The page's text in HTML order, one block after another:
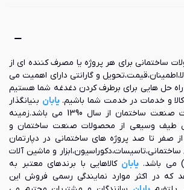
ساختمانی برای هر پروژه یا مصرف کننده ای از
و گارانتی دارای اهمیت می
راه حل هایی برای برطرف کردن دغدغه شما هستیم
کالا و خدمات در خدمت شما باشیم.یابان بنیانگذار
بازار آنلاین محصولات صنعت ساختمان از سال 1390 می باشد.زمینه
طیف وسیعی از محصولات صنعت ساختمان و
صفر تا صد پروژه های ساختمانی در دپارتمان
و ماشین آلات
می باشد.یابان کالاهایی با برندهای معتبر به
که در اکثر موارد نمایندگی رسمی فروش این